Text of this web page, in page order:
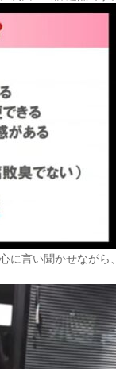
に言い聞かせながら